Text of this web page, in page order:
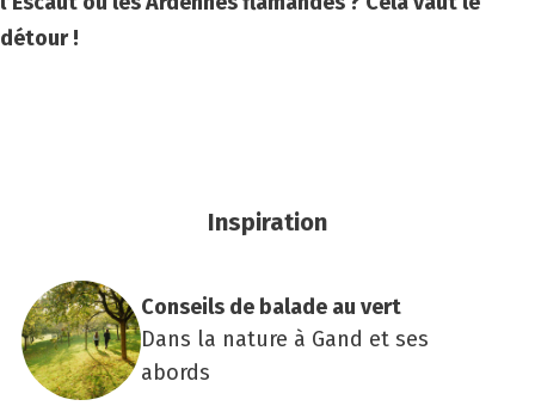
détour !
Inspiration
Conseils de balade au vert
Dans la nature à Gand et ses
abords